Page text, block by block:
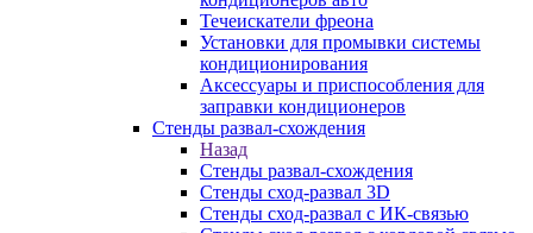
Течеискатели фреона
Установки для промывки системы
кондиционирования
Аксессуары и приспособления для
заправки кондиционеров
Стенды развал-схождения
Назад
Стенды развал-схождения
Стенды сход-развал 3D
Стенды сход-развал с ИК-связью